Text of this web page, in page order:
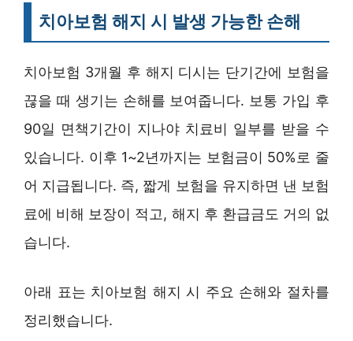
치아보험 해지 시 발생 가능한 손해
치아보험 3개월 후 해지 디시는 단기간에 보험을
끊을 때 생기는 손해를 보여줍니다. 보통 가입 후
90일 면책기간이 지나야 치료비 일부를 받을 수
있습니다. 이후 1~2년까지는 보험금이 50%로 줄
어 지급됩니다. 즉, 짧게 보험을 유지하면 낸 보험
료에 비해 보장이 적고, 해지 후 환급금도 거의 없
습니다.
아래 표는 치아보험 해지 시 주요 손해와 절차를
정리했습니다.